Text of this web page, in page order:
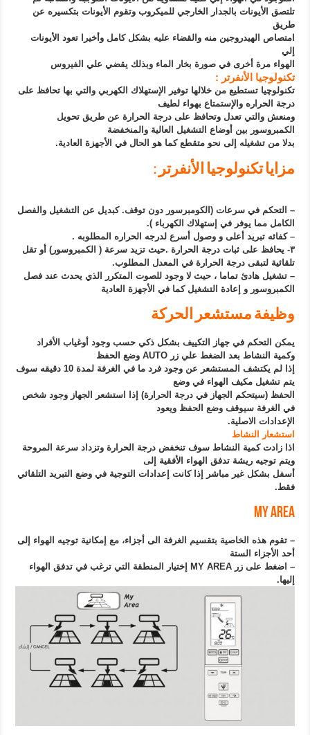
تلتصق الأيونات بالجدار الخارجي للميكروب وتقوم الأيونات بتكسيره عن
طريق
امتصاص الهيدروجين منه والقضاء عليه بشكل كامل وأخيرا تعود الأيونات
إلي
الهواء مرة أخرى في صورة بخار الماء وبذلك يقضي علي الفيروس
تكنولوجيا الأنفرتر :
تكنولوچيا تستطيع من خلالها توفير الإستهلاك الكهربي والتي بها تحافظ على
درجة الحراره والإستمتاع بهواء لطيف
ومنعش والتي تعدل وتحافظ على درجة الحرارة عن طريق تحويل
الكمبروسور بين أوضاع التشغيل العالية والمنخفضة
بدلا من تشغيله إلى نحو متقطع كما هو الحال في الأجهزة العادية.
مزايا تكنولوجيا الأنفرتر :
– التحكم في سرعات (الكومبرسور دون توقف. كبديل عن التشغيل والفصل
الكامل مما يوفر في إستهلاك الكهرباء ).
– كفائه تبريد أعلى و وصول أسرع لدرجه الحراره المطلوبه .
٣- يحافظ على ثبات درجة الحرارة .حيث تزيد سرعة ( الكمبروسور) أو تقل
تلقائية لتبقى درجة الحرارة في المعدل المطلوب.
– تشغيل هادئ تماما ، حيث لا وجود للصوت المتكرر الذي يحدث عند فصل
الكمبروسور و إعادة التشغيل كما في الأجهزة العادية
وظيفة مستشعر الحركة
يمكن التحكم في جهاز التكييف بشكل ذكي حسب وجود أوغياب الأفراد
وكمية النشاط بعد الضغط علي زر AUTO وضع الحفظ
إذا لم يكتشف المستشعر عن وجود فرد ما في الغرفة لمدة 10 دقيقه سوف
يتم تشغيل مكيف الهواء في وضع
الحفظ (سيتحكم الجهاز في درجة الحرارة) إذا استشعر الجهاز وجود شخص
في الغرفة سيوقف وضع الحفظ ويعود
الإعدادات الاصلية.
استشعار النشاط
اذا زادت كمية النشاط سوف تنخفض درجة الحرارة وتزداد سرعة المروحة
ويتم توجيه ريشة تدفق الهواء الأفقية إلى
أسفل بشكل غير مباشر إذا كانت إعدادات التوجية في وضع التبريد التلقائي
فقط.
My Area
– تقوم هذه الخاصية بتقسيم الغرفة الى أجزاء، مع إمكانية توجيه الهواء إلى
أحد الأجزاء الستة
– اضغط على زر MY AREA إختيار المنطقة التي ترغب في تدفق الهواء
إليها.